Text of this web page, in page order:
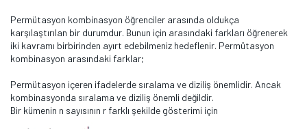
Permütasyon kombinasyon öğrenciler arasında oldukça
karşılaştırılan bir durumdur. Bunun için arasındaki farkları öğrenerek
iki kavramı birbirinden ayırt edebilmeniz hedeflenir. Permütasyon
kombinasyon arasındaki farklar;
Permütasyon içeren ifadelerde sıralama ve diziliş önemlidir. Ancak
kombinasyonda sıralama ve diziliş önemli değildir.
Bir kümenin n sayısının r farklı şekilde gösterimi için